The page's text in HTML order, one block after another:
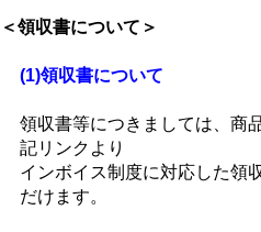
＜領収書について＞
(1)領収書について
領収書等につきましては、商
記リンクより
インボイス制度に対応した領
だけます。